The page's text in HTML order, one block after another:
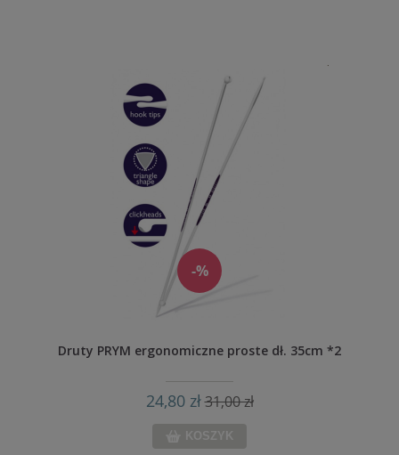
-%
Druty PRYM ergonomiczne proste dł. 35cm *2
24,80 zł31,00 zł
KOSZYK